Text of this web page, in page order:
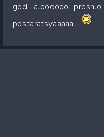
postaratsyaaaaa...